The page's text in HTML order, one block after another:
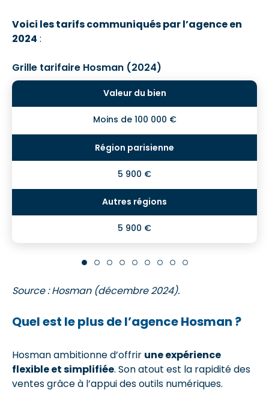
Voici les tarifs communiqués par l’agence en
2024 :
Grille tarifaire Hosman (2024)
Moins de 100 000 €
5 900 €
5 900 €
Source : Hosman (décembre 2024).
Quel est le plus de l’agence Hosman ?
Hosman ambitionne d’offrir une expérience
flexible et simplifiée. Son atout est la rapidité des
ventes grâce à l’appui des outils numériques.